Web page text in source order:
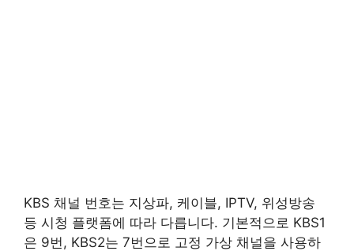
KBS 채널 번호는 지상파, 케이블, IPTV, 위성방송
등 시청 플랫폼에 따라 다릅니다. 기본적으로 KBS1
은 9번, KBS2는 7번으로 고정 가상 채널을 사용하